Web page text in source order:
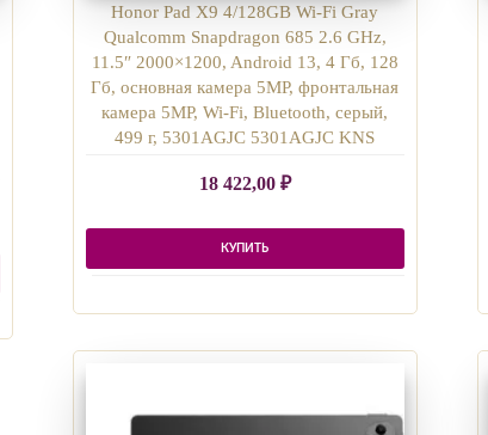
Honor Pad X9 4/128GB Wi-Fi Gray
Qualcomm Snapdragon 685 2.6 GHz,
11.5″ 2000×1200, Android 13, 4 Гб, 128
Гб, основная камера 5MP, фронтальная
камера 5MP, Wi-Fi, Bluetooth, серый,
499 г, 5301AGJC 5301AGJC KNS
18 422,00 ₽
КУПИТЬ